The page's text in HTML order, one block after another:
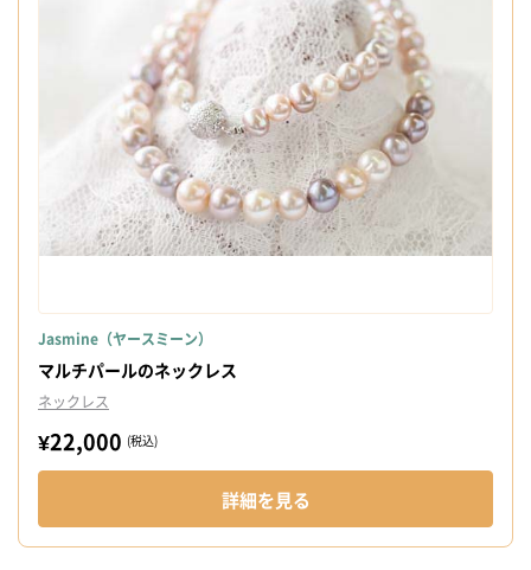
Jasmine（ヤースミーン）
マルチパールのネックレス
ネックレス
¥22,000 (税込)
詳細を見る